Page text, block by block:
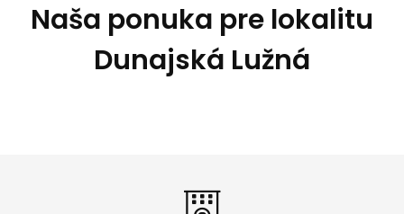
Naša ponuka pre lokalitu
Dunajská Lužná